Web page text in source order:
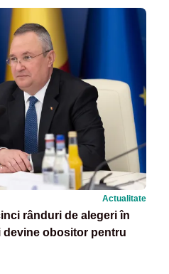
Actualitate
rânduri de alegeri în
devine obositor pentru